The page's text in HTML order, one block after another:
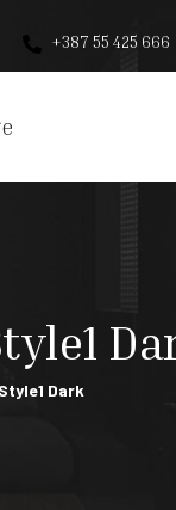
+387 55 425 666
Dark